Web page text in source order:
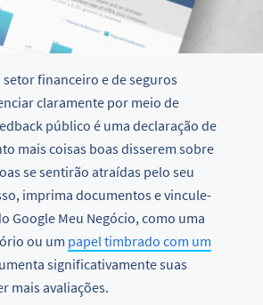
setor financeiro e de seguros
claramente por meio de
público é uma declaração de
mais coisas boas disserem sobre
se sentirão atraídas pelo seu
imprima documentos e vincule-
Google Meu Negócio, como uma
ou um papel timbrado com um
significativamente suas
mais avaliações.